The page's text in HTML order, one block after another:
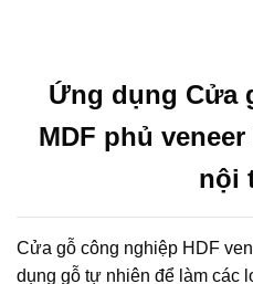
Ứng dụng Cửa
MDF phủ
nội
Cửa gỗ công nghiệp HDF
dụng gỗ tự nhiên để làm các